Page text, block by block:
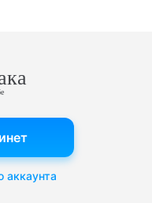
аккаунта